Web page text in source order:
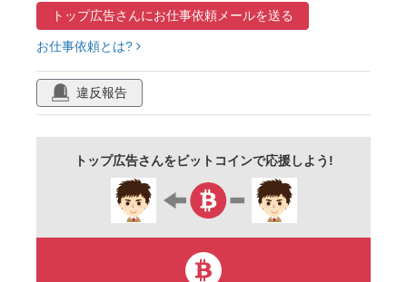
トップ広告さんにお仕事依頼メールを送る
お仕事依頼とは?
違反報告
トップ広告さんをビットコインで応援しよう!